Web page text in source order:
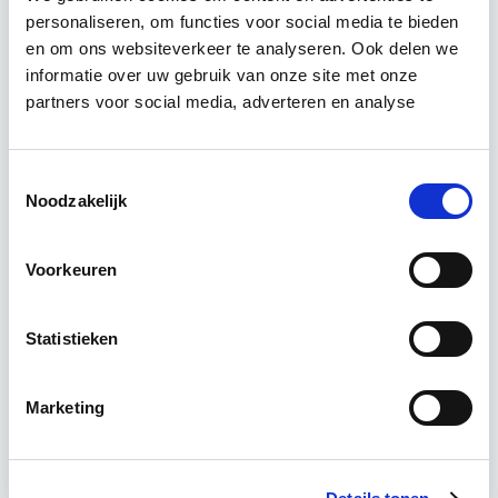
personaliseren, om functies voor social media te bieden
en om ons websiteverkeer te analyseren. Ook delen we
informatie over uw gebruik van onze site met onze
partners voor social media, adverteren en analyse
Noodzakelijk
Voorkeuren
Statistieken
Marketing
stijgende zeespiegel
19 augustus 2024De laatste jaren is
klimaatverandering een steeds belangrijker
abstract concept was, is het nu een populair
gespreksonderwerp geworden, vooral onder
toekomst. Het is duidelijk dat de groep van
klimaatontkenners steeds kleiner wordt, maar
dit betekent niet automatisch […]